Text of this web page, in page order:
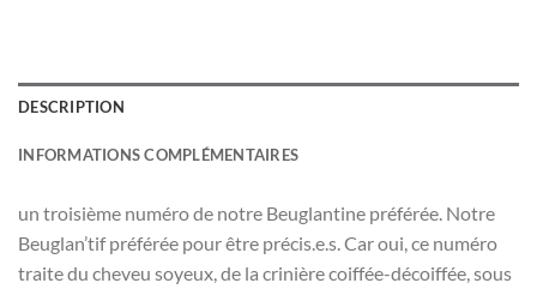
DESCRIPTION
INFORMATIONS COMPLÉMENTAIRES
un troisième numéro de notre Beuglantine préférée. Notre
Beuglan’tif préférée pour être précis.e.s. Car oui, ce numéro
traite du cheveu soyeux, de la crinière coiffée-décoiffée, sous